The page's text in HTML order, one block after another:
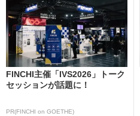
FINCHI主催「IVS2026」トーク
セッションが話題に！
PR(FINCHI on GOETHE)